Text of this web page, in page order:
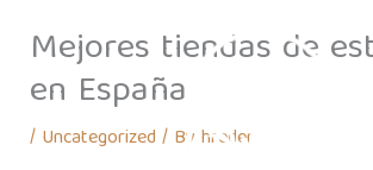
contentMejores tiendas de
en España
/ Uncategorized / By hreden